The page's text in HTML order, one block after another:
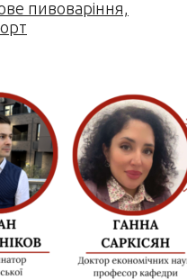
пивоваріння,